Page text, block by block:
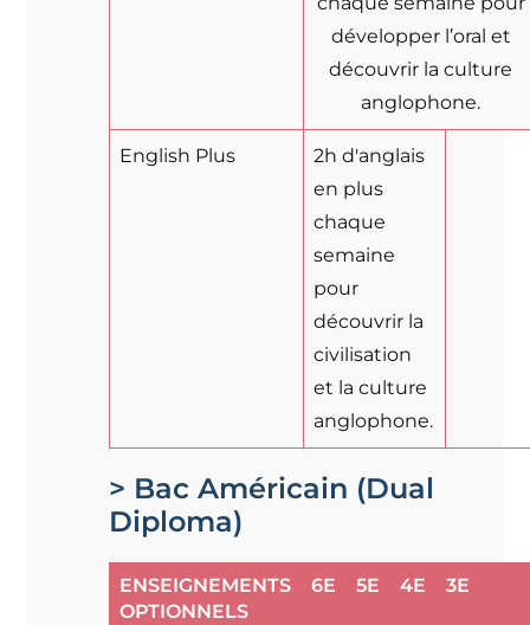
développer l’oral et
découvrir la culture
anglophone.
English Plus
2h d'anglais
en plus
chaque
semaine
pour
découvrir la
civilisation
et la culture
anglophone.
> Bac Américain (Dual
Diploma)
ENSEIGNEMENTS
OPTIONNELS
6E 5E 4E 3E